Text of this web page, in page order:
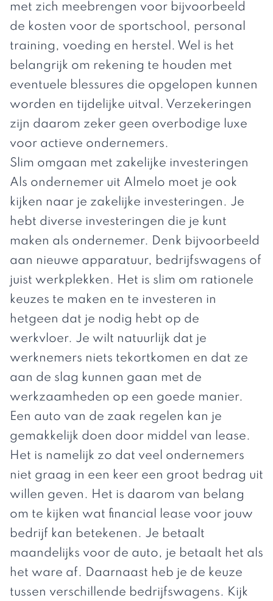
met zich meebrengen voor bijvoorbeeld
de kosten voor de sportschool, personal
training, voeding en herstel. Wel is het
belangrijk om rekening te houden met
eventuele blessures die opgelopen kunnen
worden en tijdelijke uitval. Verzekeringen
zijn daarom zeker geen overbodige luxe
voor actieve ondernemers.
Slim omgaan met zakelijke investeringen
Als ondernemer uit Almelo moet je ook
kijken naar je zakelijke investeringen. Je
hebt diverse investeringen die je kunt
maken als ondernemer. Denk bijvoorbeeld
aan nieuwe apparatuur, bedrijfswagens of
juist werkplekken. Het is slim om rationele
keuzes te maken en te investeren in
hetgeen dat je nodig hebt op de
werkvloer. Je wilt natuurlijk dat je
werknemers niets tekortkomen en dat ze
aan de slag kunnen gaan met de
werkzaamheden op een goede manier.
Een auto van de zaak regelen kan je
gemakkelijk doen door middel van lease.
Het is namelijk zo dat veel ondernemers
niet graag in een keer een groot bedrag uit
willen geven. Het is daarom van belang
om te kijken wat financial lease voor jouw
bedrijf kan betekenen. Je betaalt
maandelijks voor de auto, je betaalt het als
het ware af. Daarnaast heb je de keuze
tussen verschillende bedrijfswagens. Kijk